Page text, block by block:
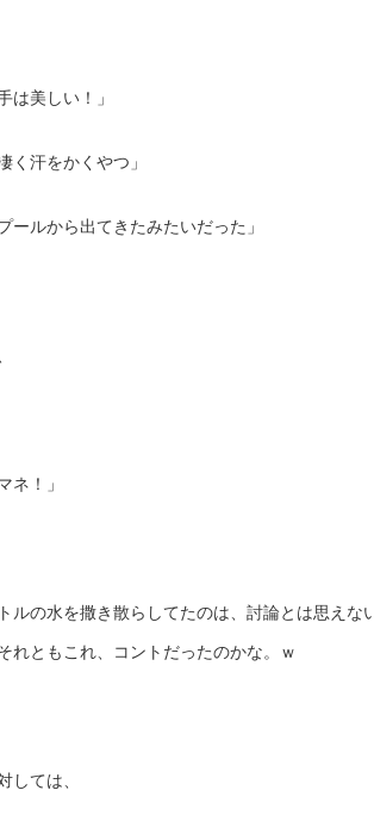
は美しい！」
く汗をかくやつ」
ールから出てきたみたいだった」
ネ！」
ルの水を撒き散らしてたのは、討論とは思え
れともこれ、コントだったのかな。ｗ
しては、